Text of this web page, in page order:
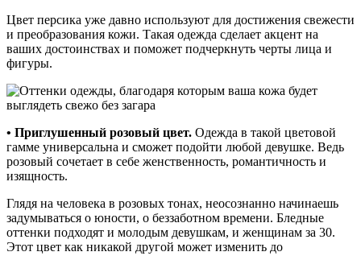
Цвет персика уже давно используют для достижения свежести
и преобразования кожи. Такая одежда сделает акцент на
ваших достоинствах и поможет подчеркнуть черты лица и
фигуры.
• Приглушенный розовый цвет. Одежда в такой цветовой
гамме универсальна и сможет подойти любой девушке. Ведь
розовый сочетает в себе женственность, романтичность и
изящность.
Глядя на человека в розовых тонах, неосознанно начинаешь
задумываться о юности, о беззаботном времени. Бледные
оттенки подходят и молодым девушкам, и женщинам за 30.
Этот цвет как никакой другой может изменить до